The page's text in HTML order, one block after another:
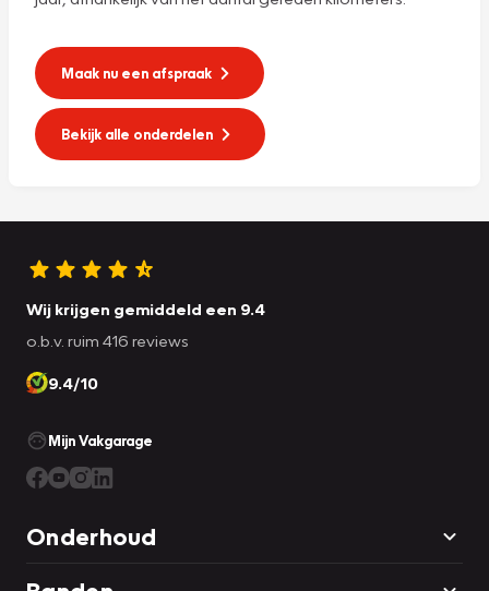
Maak nu een afspraak
Bekijk alle onderdelen
Wij krijgen gemiddeld een 9.4
o.b.v. ruim 416 reviews
9.4/10
Mijn Vakgarage
Onderhoud